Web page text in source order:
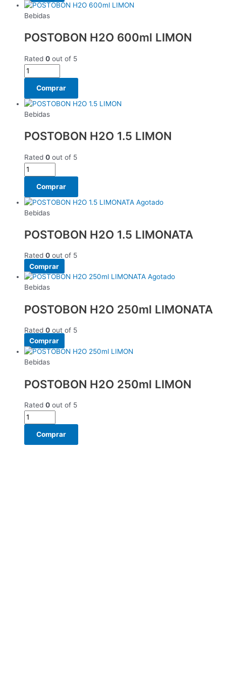
Bebidas
POSTOBON H2O 600ml LIMON
Rated 0 out of 5
Comprar
Bebidas
POSTOBON H2O 1.5 LIMON
Rated 0 out of 5
Comprar
Agotado
Bebidas
POSTOBON H2O 1.5 LIMONATA
Rated 0 out of 5
Comprar
Agotado
Bebidas
POSTOBON H2O 250ml LIMONATA
Rated 0 out of 5
Comprar
Bebidas
POSTOBON H2O 250ml LIMON
Rated 0 out of 5
Comprar